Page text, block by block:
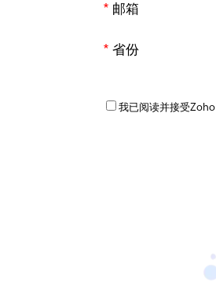
* 邮箱
* 省份
我已阅读并接受Zoho